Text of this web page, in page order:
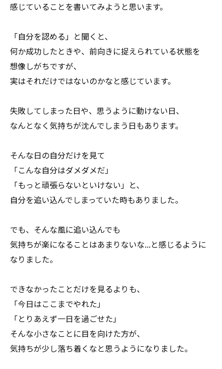
感じていることを書いてみようと思います。
「自分を認める」と聞くと、
何か成功したときや、前向きに捉えられている状態を
想像しがちですが、
実はそれだけではないのかなと感じています。
失敗してしまった日や、思うように動けない日、
なんとなく気持ちが沈んでしまう日もあります。
そんな日の自分だけを見て
「こんな自分はダメダメだ」
「もっと頑張らないといけない」と、
自分を追い込んでしまっていた時もありました。
でも、そんな風に追い込んでも
気持ちが楽になることはあまりないな...と感じるように
なりました。
できなかったことだけを見るよりも、
「今日はここまでやれた」
「とりあえず一日を過ごせた」
そんな小さなことに目を向けた方が、
気持ちが少し落ち着くなと思うようになりました。